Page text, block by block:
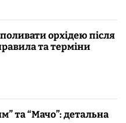
орхідею після
та терміни
та “Мачо”: детальна